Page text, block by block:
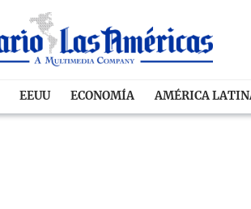
EEUU ECONOMÍA AMÉRICA